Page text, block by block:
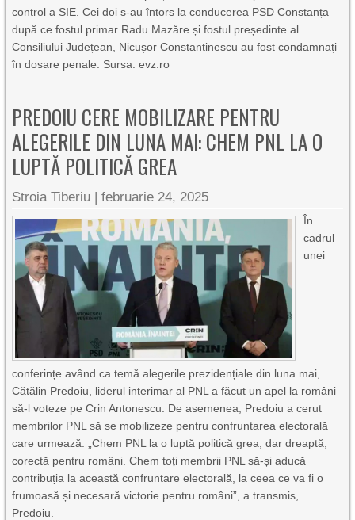
control a SIE. Cei doi s-au întors la conducerea PSD Constanța
după ce fostul primar Radu Mazăre și fostul președinte al
Consiliului Județean, Nicușor Constantinescu au fost condamnați
în dosare penale. Sursa: evz.ro
PREDOIU CERE MOBILIZARE PENTRU
ALEGERILE DIN LUNA MAI: CHEM PNL LA O
LUPTĂ POLITICĂ GREA
Stroia Tiberiu |februarie 24, 2025
În
cadrul
unei
conferințe având ca temă alegerile prezidențiale din luna mai,
Cătălin Predoiu, liderul interimar al PNL a făcut un apel la români
să-l voteze pe Crin Antonescu. De asemenea, Predoiu a cerut
membrilor PNL să se mobilizeze pentru confruntarea electorală
care urmează. „Chem PNL la o luptă politică grea, dar dreaptă,
corectă pentru români. Chem toți membrii PNL să-și aducă
contribuția la această confruntare electorală, la ceea ce va fi o
frumoasă și necesară victorie pentru români”, a transmis,
Predoiu.